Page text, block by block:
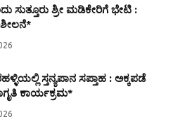
ಸುತ್ತೂರು ಶ್ರೀ ಮಡಿಕೇರಿಗೆ ಭೇಟಿ :
ಸ್ತನ್ಯಪಾನ ಸಪ್ತಾಹ : ಅಕ್ಕಪಡೆ
ಕಾರ್ಯಕ್ರಮ*